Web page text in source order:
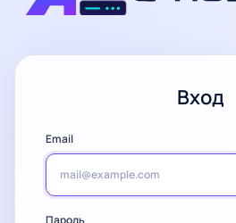
Вход
Email
Пароль